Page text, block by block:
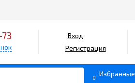
Вход
Регистрация
0 Избранные